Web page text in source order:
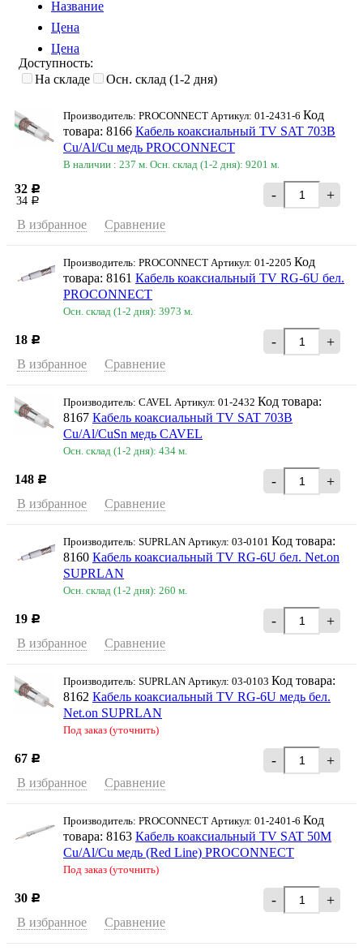
Название
Цена
Цена
Доступность:
На складе
Осн. склад (1-2 дня)
Производитель: PROCONNEСT Артикул: 01-2431-6 Код
товара: 8166 Кабель коаксиальный TV SAT 703B
Cu/Al/Cu медь PROCONNEСT
В наличии : 237 м. Осн. склад (1-2 дня): 9201 м.
32 Р
34 Р - +
В избранное Сравнение
Производитель: PROCONNEСT Артикул: 01-2205 Код
товара: 8161 Кабель коаксиальный TV RG-6U бел.
PROCONNECT
Осн. склад (1-2 дня): 3973 м.
18 Р - +
В избранное Сравнение
Производитель: CAVEL Артикул: 01-2432 Код товара:
8167 Кабель коаксиальный TV SAT 703В
Cu/Al/CuSn медь CAVEL
Осн. склад (1-2 дня): 434 м.
148 Р - +
В избранное Сравнение
Производитель: SUPRLAN Артикул: 03-0101 Код товара:
8160 Кабель коаксиальный TV RG-6U бел. Net.on
SUPRLAN
Осн. склад (1-2 дня): 260 м.
19 Р - +
В избранное Сравнение
Производитель: SUPRLAN Артикул: 03-0103 Код товара:
8162 Кабель коаксиальный TV RG-6U медь бел.
Net.on SUPRLAN
Под заказ (уточнить)
67 Р - +
В избранное Сравнение
Производитель: PROCONNEСT Артикул: 01-2401-6 Код
товара: 8163 Кабель коаксиальный TV SAT 50M
Cu/Al/Cu медь (Red Line) PROCONNECT
Под заказ (уточнить)
30 Р - +
В избранное Сравнение